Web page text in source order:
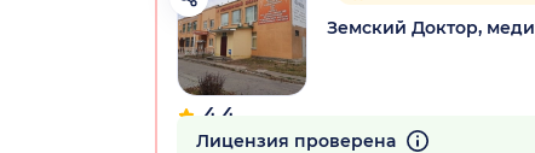
4.4
74 отзыва
Земский Доктор,
Лицензия проверена